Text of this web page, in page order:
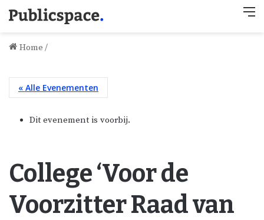
Home /
« Alle Evenementen
Dit evenement is voorbij.
College ‘Voor de
Voorzitter Raad van